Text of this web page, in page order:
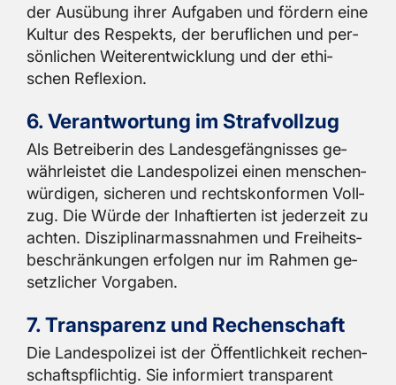
der Aus­übung ihrer Auf­ga­ben und för­dern eine
Kul­tur des Re­spekts, der be­ruf­li­chen und per­
sön­li­chen Wei­ter­ent­wick­lung und der ethi­
schen Re­fle­xi­on.
6. Ver­ant­wor­tung im Straf­voll­zug
Als Be­trei­be­rin des Lan­des­ge­fäng­nis­ses ge­
währ­leis­tet die Lan­des­po­li­zei einen men­schen­
wür­di­gen, si­che­ren und rechts­kon­for­men Voll­
zug. Die Würde der In­haf­tier­ten ist je­der­zeit zu
ach­ten. Dis­zi­pli­nar­mass­nah­men und Frei­heits­
be­schrän­kun­gen er­fol­gen nur im Rah­men ge­
setz­li­cher Vor­ga­ben.
7. Trans­pa­renz und Re­chen­schaft
Die Lan­des­po­li­zei ist der Öf­fent­lich­keit re­chen­
schafts­pflich­tig. Sie in­for­miert trans­pa­rent